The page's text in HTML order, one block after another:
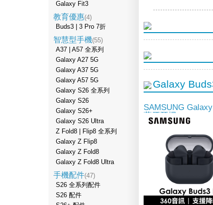
Galaxy Fit3
教育優惠(4)
Buds3 | 3 Pro 7折
智慧型手機(55)
A37 | A57 全系列
Galaxy A27 5G
Galaxy A37 5G
Galaxy A57 5G
Galaxy S26 全系列
Galaxy S26
Galaxy S26+
Galaxy S26 Ultra
Z Fold8 | Flip8 全系列
Galaxy Z Flip8
Galaxy Z Fold8
Galaxy Z Fold8 Ultra
手機配件(47)
S26 全系列配件
S26 配件
Galaxy
SAMSUNG
藍牙耳機